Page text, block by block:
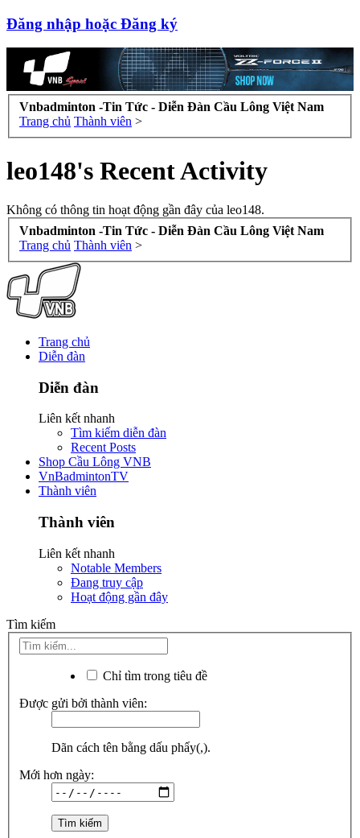
Đăng nhập hoặc Đăng ký
Vnbadminton -Tin Tức - Diễn Đàn Cầu Lông Việt Nam
Trang chủ Thành viên >
leo148's Recent Activity
Không có thông tin hoạt động gần đây của leo148.
Vnbadminton -Tin Tức - Diễn Đàn Cầu Lông Việt Nam
Trang chủ Thành viên >
Trang chủ
Diễn đàn
Diễn đàn
Liên kết nhanh
Tìm kiếm diễn đàn
Recent Posts
Shop Cầu Lông VNB
VnBadmintonTV
Thành viên
Thành viên
Liên kết nhanh
Notable Members
Đang truy cập
Hoạt động gần đây
Tìm kiếm
Chỉ tìm trong tiêu đề
Được gửi bởi thành viên:
Dãn cách tên bằng dấu phẩy(,).
Mới hơn ngày: